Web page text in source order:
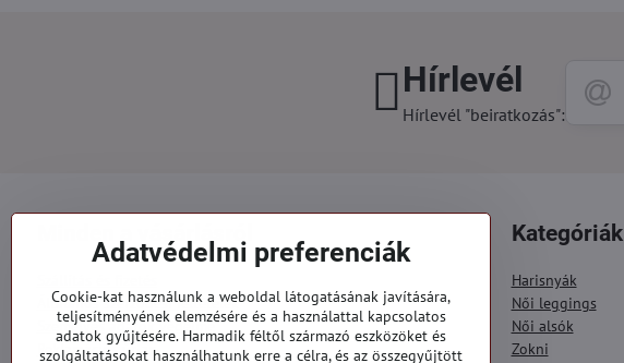
Hírlevél
Hírlevél "beiratkozás":
Általános szerződési feltételek
Személyes adatok védelme
Reklamációs űrlap
Kategóriák
Harisnyák
Női leggings
Női alsók
Zokni
Adatvédelmi preferenciák
Cookie-kat használunk a weboldal látogatásának javítására,
teljesítményének elemzésére és a használattal kapcsolatos
adatok gyűjtésére. Harmadik féltől származó eszközöket és
szolgáltatásokat használhatunk erre a célra, és az összegyűjtött